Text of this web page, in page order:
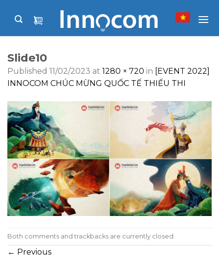
Slide10
Published 11/02/2023 at 1280 × 720 in [EVENT 2022]
INNOCOM CHÚC MỪNG QUỐC TẾ THIẾU THI
Both comments and trackbacks are currently closed.
← Previous